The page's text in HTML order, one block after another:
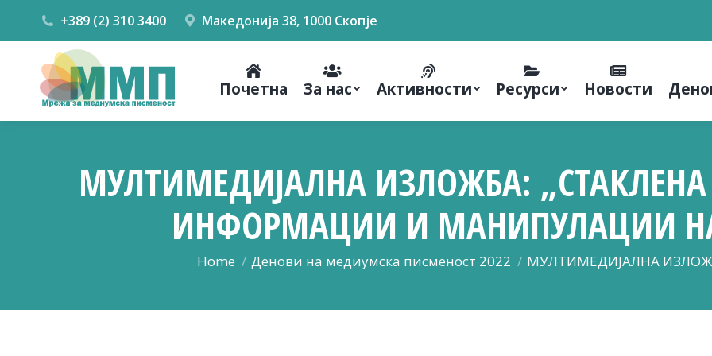
+389 (2) 310 3400 Македонија 38, 1000 Скопје
Почетна За нас Активности Ресурси Новости
МУЛТИМЕДИЈАЛНА ИЗЛОЖБА:
ИНФОРМАЦИИ И МАНИПУЛАЦИИ
You are here:
Home Денови на медиумска писменост 2022 МУЛТИМЕДИЈАЛНА